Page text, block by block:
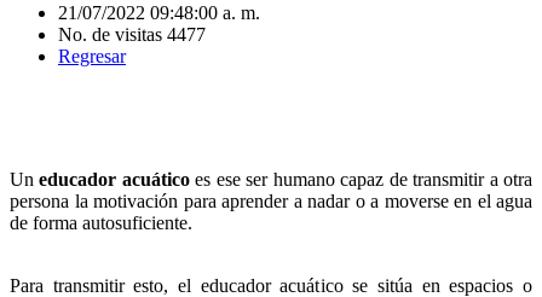
21/07/2022 09:48:00 a. m.
No. de visitas 4477
Regresar
Uneducador acuáticoes ese ser humano capaz de transmitir a otra
persona la motivación para aprender a nadar o a moverse en el agua
de forma autosuficiente.
Para transmitir esto, el educador acuático se sitúa en espacios o